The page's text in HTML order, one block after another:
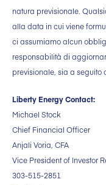
natura previsionale.
alla data in cui viene
ci assumiamo alcun
responsabilità di
previsionale, sia a seguito
Liberty Energy Contact:
Michael Stock
Chief Financial Officer
Anjali Voria, CFA
Vice President of Investor
303-515-2851